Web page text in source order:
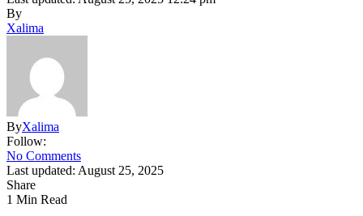
By
Xalima
ByXalima
Follow:
No Comments
Last updated: August 25, 2025
Share
1 Min Read